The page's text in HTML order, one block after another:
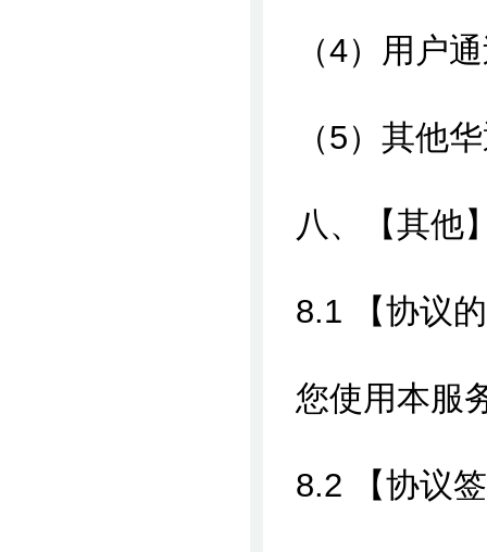
（4）用户
（5）其他
八、【其他
8.1 【协议
您使用本服
8.2 【协议